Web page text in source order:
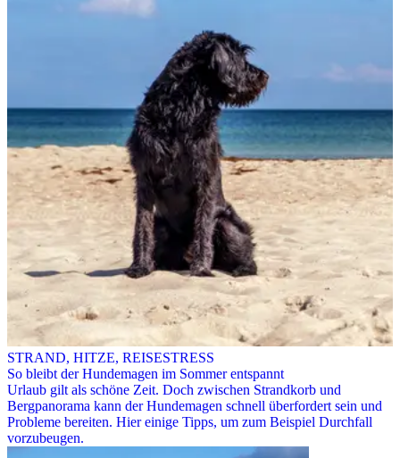
STRAND, HITZE, REISESTRESS
So bleibt der Hundemagen im Sommer entspannt
Urlaub gilt als schöne Zeit. Doch zwischen Strandkorb und
Bergpanorama kann der Hundemagen schnell überfordert sein und
Probleme bereiten. Hier einige Tipps, um zum Beispiel Durchfall
vorzubeugen.